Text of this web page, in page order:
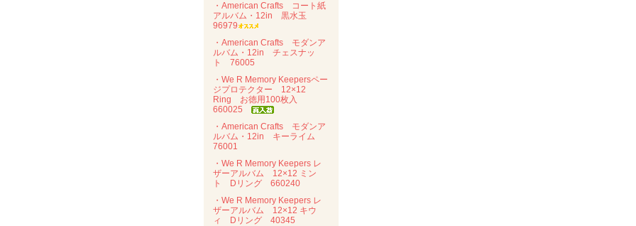
・American Crafts コート紙
アルバム・12in 黒水玉
96979
・American Crafts モダンア
ルバム・12in チェスナッ
ト 76005
・We R Memory Keepersペー
ジプロテクター 12×12
Ring お徳用100枚入
660025
・American Crafts モダンア
ルバム・12in キーライム
76001
・We R Memory Keepers レ
ザーアルバム 12×12 ミン
ト Dリング 660240
・We R Memory Keepers レ
ザーアルバム 12×12 キウ
ィ Dリング 40345